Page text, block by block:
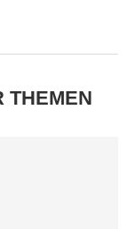
THEMEN